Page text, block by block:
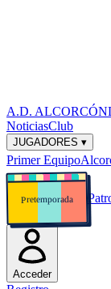
A.D. ALCORCÓN
NoticiasClub
JUGADORES ▾
Primer Equipo
Pretemporada
Acceder